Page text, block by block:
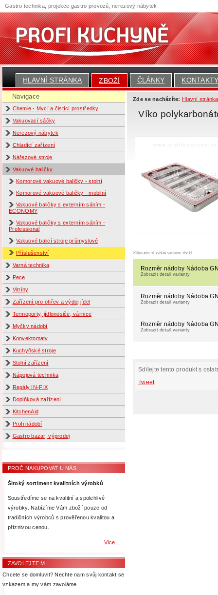
HLAVNÍ STRÁNKA ZBOŽÍ ČLÁNKY
Navigace
Chemie - Mycí a čistící prostředky
Vakuovací sáčky
Nerezový nábytek
Chladící zařízení
Nářezové stroje
Vakuové baličky
Komorové vakuové baličky - stolní
Komorové vakuové baličky - mobilní
Vakuové baličky s externím sáním -
ECONOMY
Vakuové baličky s externím sáním -
Professional
Vakuové balicí stroje průmyslové
Příslušenství
Varná technika
Pece
Vitríny
Zařízení pro ohřev a výdej jídel
Termoporty, jídlonosiče, várnice
Myčky nádobí
Konvektomaty
Kuchyňské stroje
Stolní zařízení
Nápojová technika
Regály IN-FIX
Doplňková zařízení
KitchenAid
Profi nádobí
Gastro bazar, výprodej
PROČ NAKUPOVAT U NÁS
Široký sortiment kvalitních výrobků
Soustředíme se na kvalitní a spolehlivé
výrobky. Nabízíme Vám zboží pouze od
tradičních výrobců s prověřenou kvalitou a
příznivou cenou.
Více...
ZAVOLEJTE MI
Chcete se domluvit? Nechte nam svůj kontakt se
vzkazem a my vám zavoláme.
Zde se nacházíte: Hlavní stránka
Víko
Kliknutím si zvolte variantu zboží
Rozměr nádoby Nádoba
Zobrazit detail varianty
Rozměr nádoby Nádoba
Zobrazit detail varianty
Rozměr nádoby Nádoba
Zobrazit detail varianty
Sdílejte tento produkt s
Tweet
Gastro technika, projekce gastro provozů, nerezový nábytek